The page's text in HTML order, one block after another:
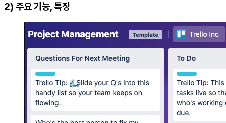
2) 주요 기능, 특징